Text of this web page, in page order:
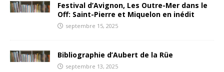
Festival d’Avignon, Les Outre-Mer dans le
Off: Saint-Pierre et Miquelon en inédit
septembre 15, 2025
Bibliographie d’Aubert de la Rüe
septembre 13, 2025